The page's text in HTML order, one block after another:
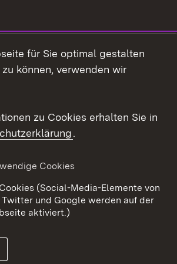
Datenschutz
Cookies
für Sie optimal gestalten
können, verwenden wir
zu Cookies erhalten Sie in
.
Cookies
(Social-Media-Elemente von
und Google werden auf der
aktiviert.)